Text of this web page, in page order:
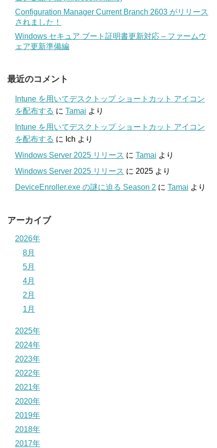
Configuration Manager Current Branch 2603 がリリース
されました！
Windows セキュア ブート証明書更新対応 – ファームウ
ェア更新準備編
最近のコメント
Intune を用いてデスクトップ ショートカット アイコン
を配布する に Tamai より
Intune を用いてデスクトップ ショートカット アイコン
を配布する に Ich より
Windows Server 2025 リリース に Tamai より
Windows Server 2025 リリース に 2025 より
DeviceEnroller.exe の謎に迫る Season 2 に Tamai より
アーカイブ
2026年
8月
5月
4月
2月
1月
2025年
2024年
2023年
2022年
2021年
2020年
2019年
2018年
2017年